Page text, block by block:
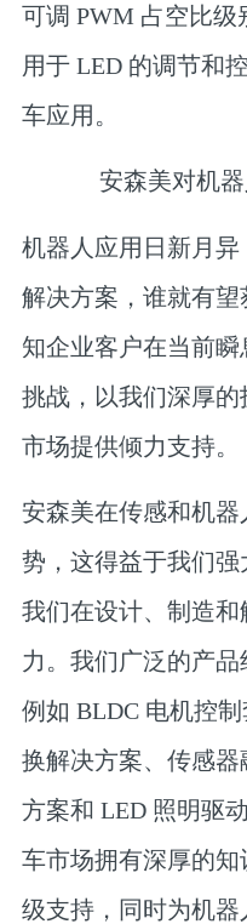
可调 PWM 占空比级
用于 LED 的调节和
车应用。
安森美对机
机器人应用日新月
解决方案，谁就有
知企业客户在当前
挑战，以我们深厚
市场提供倾力支持。
安森美在传感和机
势，这得益于我们
我们在设计、制造
力。我们广泛的产品
例如 BLDC 电机控
换解决方案、传感
方案和 LED 照明驱
车市场拥有深厚的
级支持，同时为机